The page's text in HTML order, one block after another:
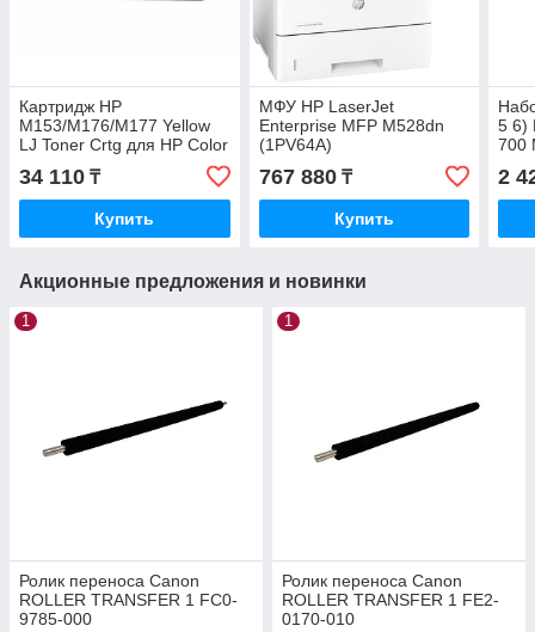
Картридж HP
M153/M176/M177 Yellow
LJ Toner Crtg для HP Color
LaserJet Pro MFP M176n &
177 fw CF352A
34 110 ₸
Купить
МФУ HP LaserJet
Enterprise MFP M528dn
(1PV64A)
767 880₸
Купить
5 6)
700
2
Акционные предложения и новинки
1
Ролик переноса Canon
ROLLER TRANSFER 1 FC0-
9785-000
1
Ролик переноса Canon
ROLLER TRANSFER 1 FE2-
0170-010